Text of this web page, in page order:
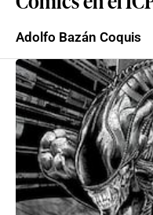
Adolfo Bazán Coquis